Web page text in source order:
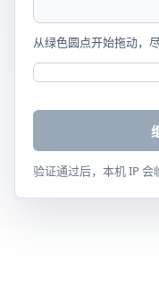
从绿色圆点开始拖动，
验证通过后，本机 IP 会